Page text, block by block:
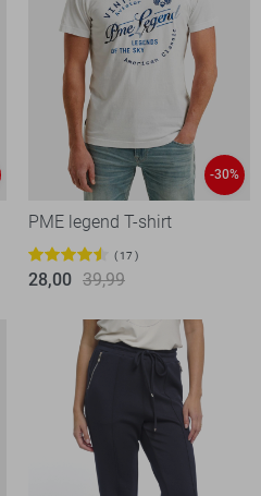
-30%
PME legend T-shirt
17
28,00 39,99